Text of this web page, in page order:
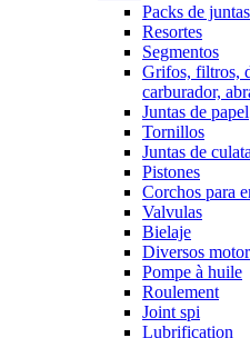
Packs de juntas
Resortes
Segmentos
Grifos, filtros,
carburador,
Juntas de papel
Tornillos
Juntas de culata
Pistones
Corchos para
Valvulas
Bielaje
Diversos motor
Pompe à huile
Roulement
Joint spi
Lubrification